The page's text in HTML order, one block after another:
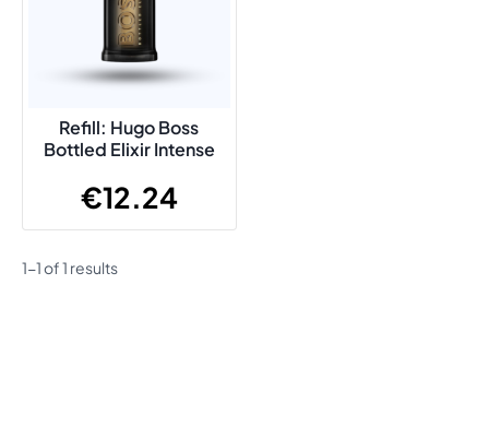
Refill: Hugo Boss
Bottled Elixir Intense
€12.24
1-1 of 1 results